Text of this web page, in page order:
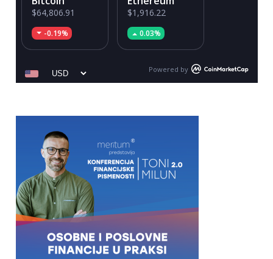
$64,806.91
-0.19%
$1,916.22
0.03%
Powered by